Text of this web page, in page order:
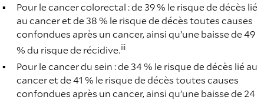
Pour le cancer colorectal : de 39 % le risque de décès lié
au cancer et de 38 % le risque de décès toutes causes
confondues après un cancer, ainsi qu’une baisse de 49
% du risque de récidive.iii
Pour le cancer du sein : de 34 % le risque de décès lié au
cancer et de 41 % le risque de décès toutes causes
confondues après un cancer, ainsi qu’une baisse de 24